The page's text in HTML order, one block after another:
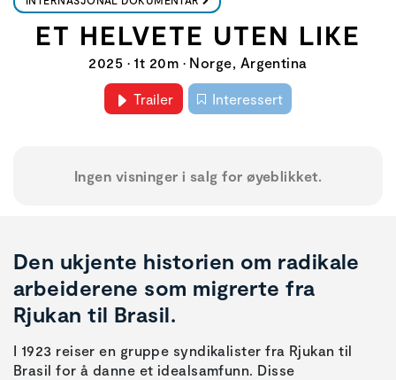
ET HELVETE UTEN LIKE
2025 • 1t 20m • Norge, Argentina
Trailer Interessert
Ingen visninger i salg for øyeblikket.
Den ukjente historien om radikale
arbeiderene som migrerte fra
Rjukan til Brasil.
I 1923 reiser en gruppe syndikalister fra Rjukan til
Brasil for å danne et idealsamfunn. Disse